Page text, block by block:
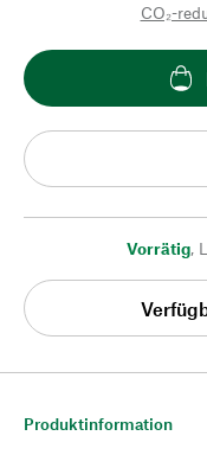
CO₂-
Vorrätig,
Produktinformation